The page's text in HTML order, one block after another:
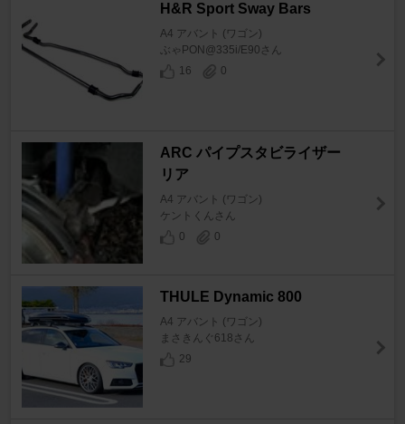
H&R Sport Sway Bars
A4 アバント (ワゴン)
ぶゃPON@335i/E90さん
16
0
ARC パイプスタビライザー
リア
A4 アバント (ワゴン)
ケントくんさん
0
0
THULE Dynamic 800
A4 アバント (ワゴン)
まさきんぐ618さん
29